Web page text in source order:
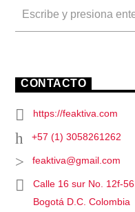
CONTACTO
https://feaktiva.com
+57 (1) 3058261262
feaktiva@gmail.com
Calle 16 sur No. 12f-56
Bogotá D.C. Colombia